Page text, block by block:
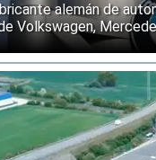
alemán de
Volkswagen,